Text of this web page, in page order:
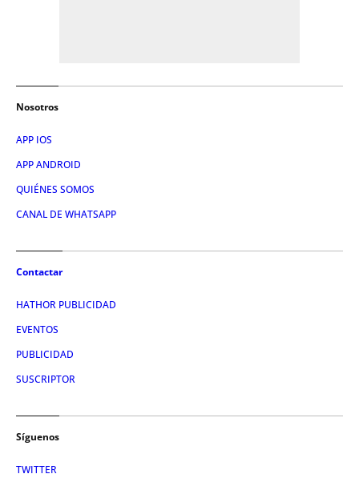
Nosotros
APP IOS
APP ANDROID
QUIÉNES SOMOS
CANAL DE WHATSAPP
Contactar
HATHOR PUBLICIDAD
EVENTOS
PUBLICIDAD
SUSCRIPTOR
Síguenos
TWITTER